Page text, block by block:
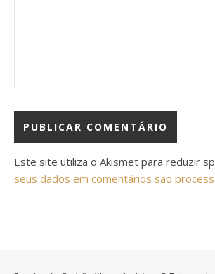
Este site utiliza o Akismet para reduzir
seus dados em comentários são